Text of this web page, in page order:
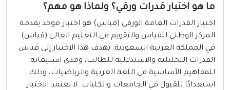
هو اختبار قدرات ورقي؟ ولماذا هو مهم؟
القدرات العامة الورقي (قياس) هو اختبار موحد يقدمه
الوطني للقياس والتقويم في التعليم العالي (قياس)
المملكة العربية السعودية. يهدف هذا الاختبار إلى قياس
التحليلية والاستدلالية للطالب، ومدى استيعابه
الأساسية في اللغة العربية والرياضيات، وذلك
للقبول في الجامعات والكليات. لا يعتمد الاختبار